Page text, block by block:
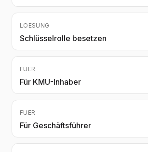
LOESUNG
Schlüsselrolle besetzen
FUER
Für KMU-Inhaber
FUER
Für Geschäftsführer